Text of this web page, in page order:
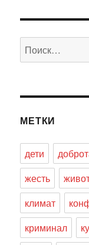
Искать:
МЕТКИ
дети
жесть
климат
криминал